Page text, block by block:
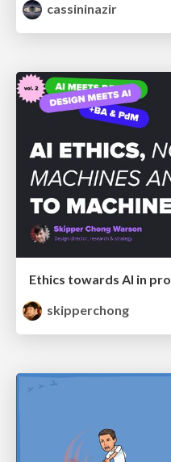
cassininazir
skipperchong